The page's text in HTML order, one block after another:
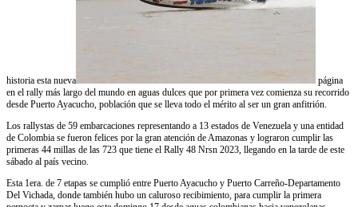
historia esta nueva
página
en el rally más largo del mundo en aguas dulces que por primera vez comienza su recorrido
desde Puerto Ayacucho, población que se lleva todo el mérito al ser un gran anfitrión.
Los rallystas de 59 embarcaciones representando a 13 estados de Venezuela y una entidad
de Colombia se fueron felices por la gran atención de Amazonas y lograron cumplir las
primeras 44 millas de las 723 que tiene el Rally 48 Nrsn 2023, llegando en la tarde de este
sábado al país vecino.
Esta 1era. de 7 etapas se cumplió entre Puerto Ayacucho y Puerto Carreño-Departamento
Del Vichada, donde también hubo un caluroso recibimiento, para cumplir la primera